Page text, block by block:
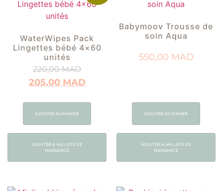
WaterWipes Pack
Lingettes bébé 4×60
unités
220,00MAD
205,00 MAD
AJOUTER AU PANIER
AJOUTER À MA LISTE DE
NAISSANCE
Babymoov Trousse de
soin Aqua
550,00 MAD
AJOUTER AU PANIER
AJOUTER À MA LISTE DE
NAISSANCE